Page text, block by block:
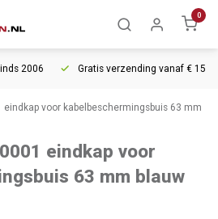
0
2006 Gratis verzending vanaf € 150
eindkap voor kabelbeschermingsbuis 63 mm
eindkap voor
63 mm blauw